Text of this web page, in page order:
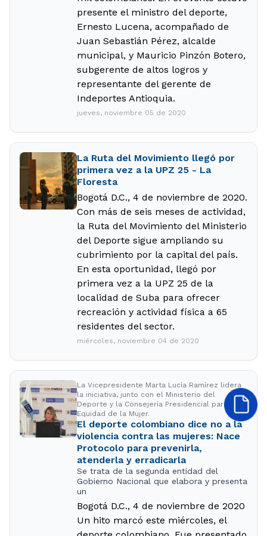
presente el ministro del deporte,
Ernesto Lucena, acompañado de
Juan Sebastián Pérez, alcalde
municipal, y Mauricio Pinzón Botero,
subgerente de altos logros y
representante del gerente de
Indeportes Antioquia.
jueves, noviembre 05 de 2020
La Ruta del Movimiento llegó por
primera vez a la UPZ 25 - La
Floresta
Bogotá D.C., 4 de noviembre de 2020.
Con más de seis meses de actividad,
la Ruta del Movimiento del Ministerio
del Deporte sigue ampliando su
cubrimiento por la capital del país.
En esta oportunidad, llegó por
primera vez a la UPZ 25 de la
localidad de Suba para ofrecer
recreación y actividad física a 65
residentes del sector.
miércoles, noviembre 04 de 2020
La Vicepresidente Marta Lucía Ramírez lidera
la iniciativa, junto con el Ministerio del
Deporte y la Consejería Presidencial para la
Equidad de la Mujer.
El deporte colombiano dice no a la
violencia contra las mujeres: Nace
Protocolo para prevenirla,
atenderla y erradicarla
Se trata de la segunda entidad del
Gobierno Nacional que elabora y presenta
un
Bogotá D.C., 4 de noviembre de 2020
Un hito marcó este miércoles, el